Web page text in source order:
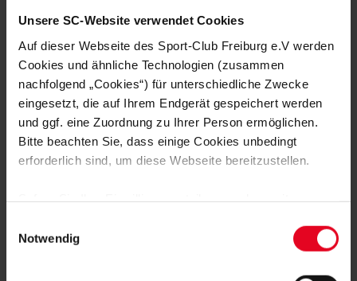
Unsere SC-Website verwendet Cookies
Auf dieser Webseite des Sport-Club Freiburg e.V werden
Cookies und ähnliche Technologien (zusammen
nachfolgend „Cookies“) für unterschiedliche Zwecke
eingesetzt, die auf Ihrem Endgerät gespeichert werden
und ggf. eine Zuordnung zu Ihrer Person ermöglichen.
Bitte beachten Sie, dass einige Cookies unbedingt
erforderlich sind, um diese Webseite bereitzustellen.
Daten von Ihnen (z.B. persönlichen Identifikatoren oder
IP-Adressen) verarbeitet werden. Durch Klicken auf den
Notwendig
VINCZE TREFFEN BEIM TEST
FRAUEN & MÄDCHEN 05.08.2026
VIER SCHWEIZERINNEN IN
ÖSTERREICH – EIN INTERVIEW
FRAUEN & MÄDCHEN 01.08.2026
BORBÁLA VINCZE VERSTÄRKT DEN
SPORT-CLUB